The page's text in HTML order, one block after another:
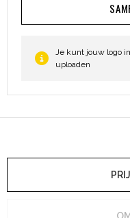
Je kunt jouw logo
uploaden